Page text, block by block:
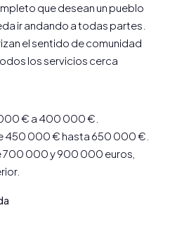
que desean un pueblo
ir andando a todas partes.
el sentido de comunidad
los servicios cerca
€ a 400 000 €.
450 000 € hasta 650 000 €.
700 000 y 900 000 euros,